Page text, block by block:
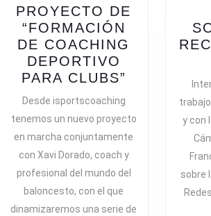
PROYECTO DE
“FORMACIÓN
DE COACHING
DEPORTIVO
PARA CLUBS”
DE
COACHING
PARA
Desde isportscoaching
tenemos un nuevo proyecto
en marcha conjuntamente
con Xavi Dorado, coach y
profesional del mundo del
baloncesto, con el que
dinamizaremos una serie de
y con
sobre